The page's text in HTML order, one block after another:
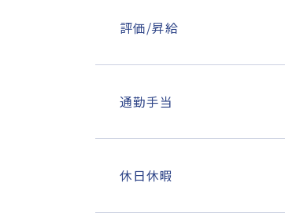
評価/昇給
通勤手当
休日休暇